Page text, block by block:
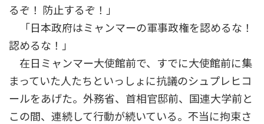
るぞ！ 防止するぞ！」
「日本政府はミャンマーの軍事政権を認めるな！
認めるな！」
在日ミャンマー大使館前で、すでに大使館前に集
まっていた人たちといっしょに抗議のシュプレヒコ
ールをあげた。外務省、首相官邸前、国連大学前と
この間、連続して行動が続いている。不当に拘束さ